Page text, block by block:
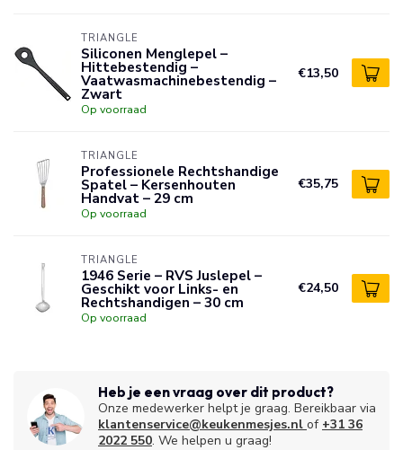
TRIANGLE
Siliconen Menglepel –
Hittebestendig –
Vaatwasmachinebestendig –
Zwart
Op voorraad
€13,50
TRIANGLE
Professionele Rechtshandige
Spatel – Kersenhouten
Handvat – 29 cm
Op voorraad
€35,75
TRIANGLE
1946 Serie – RVS Juslepel –
Geschikt voor Links- en
Rechtshandigen – 30 cm
Op voorraad
€24,50
Heb je een vraag over dit product?
Onze medewerker helpt je graag. Bereikbaar via
klantenservice@keukenmesjes.nl of +31 36
2022 550. We helpen u graag!